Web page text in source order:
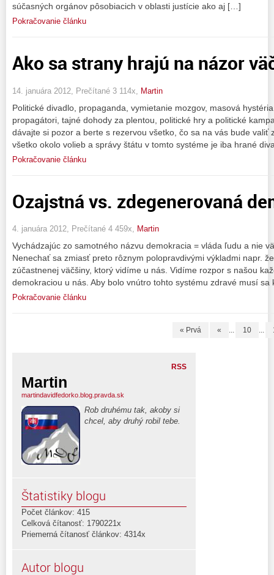
súčasných orgánov pôsobiacich v oblasti justície ako aj […]
Pokračovanie článku
Ako sa strany hrajú na názor
14. januára 2012, Prečítané 3 114x, Martin
Politické divadlo, propaganda, vymietanie mozgov, masová
propagátori, tajné dohody za plentou, politické hry a politické
dávajte si pozor a berte s rezervou všetko, čo sa na vás bude valiť
všetko okolo volieb a správy štátu v tomto systéme je iba hrané
Pokračovanie článku
Ozajstná vs. zdegenerovaná
4. januára 2012, Prečítané 4 459x, Martin
Vychádzajúc zo samotného názvu demokracia = vláda ľudu a nie
Nenechať sa zmiasť preto rôznym polopravdivými výkladmi napr.
zúčastnenej väčšiny, ktorý vidíme u nás. Vidíme rozpor s našou
demokraciou u nás. Aby bolo vnútro tohto systému zdravé musí
Pokračovanie článku
« Prvá « ... 10 ...
RSS
Martin
martindavidfedorko.blog.pravda.sk
Rob druhému tak, akoby si
chcel, aby druhý robil tebe.
Štatistiky blogu
Počet článkov: 415
Celková čítanosť: 1790221x
Priemerná čítanosť článkov: 4314x
Autor blogu